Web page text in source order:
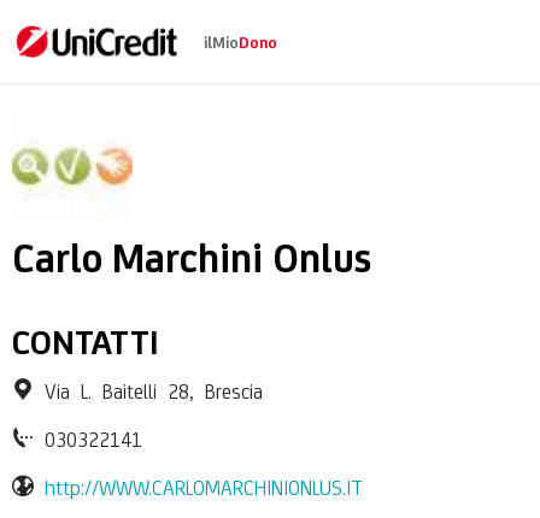
Associazione Carlo
ilMioDono
Carlo Marchini Onlus
CONTATTI
Via L. Baitelli 28, Brescia
030322141
http://WWW.CARLOMARCHINIONLUS.IT